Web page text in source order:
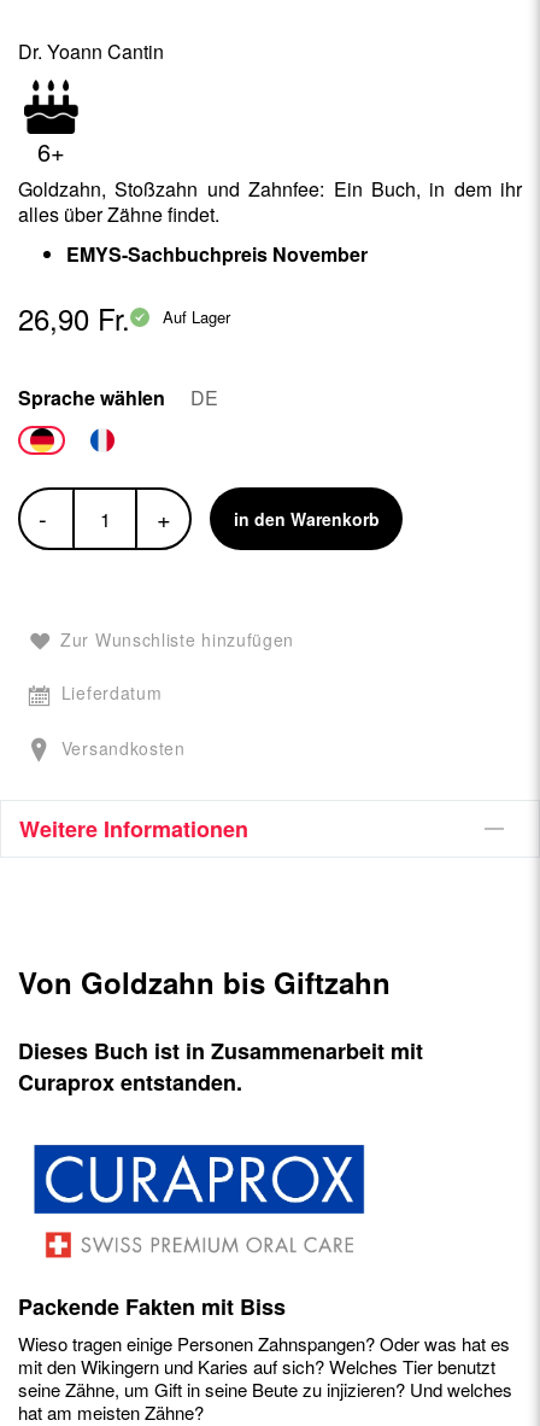
Dr. Yoann Cantin
6+
Goldzahn, Stoßzahn und Zahnfee: Ein Buch, in dem ihr
alles über Zähne findet.
EMYS-Sachbuchpreis November
26,90 Fr. Auf Lager
Sprache wählen DE
- + in den Warenkorb
Zur Wunschliste hinzufügen
Lieferdatum
Versandkosten
Weitere Informationen
Von Goldzahn bis Giftzahn
Dieses Buch ist in Zusammenarbeit mit
Curaprox entstanden.
Packende Fakten mit Biss
Wieso tragen einige Personen Zahnspangen? Oder was hat es
mit den Wikingern und Karies auf sich? Welches Tier benutzt
seine Zähne, um Gift in seine Beute zu injizieren? Und welches
hat am meisten Zähne?